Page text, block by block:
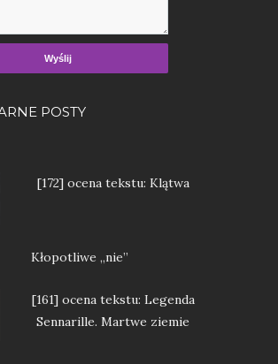
POSTY
[172] ocena tekstu: Klątwa
Kłopotliwe „nie”
[161] ocena tekstu: Legenda
Sennarille. Martwe ziemie